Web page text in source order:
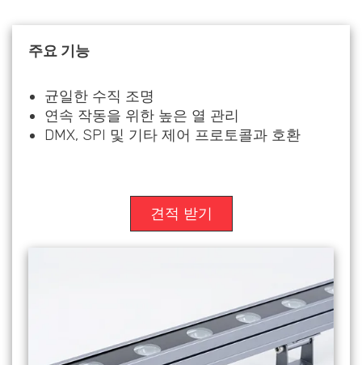
주요 기능
균일한 수직 조명
연속 작동을 위한 높은 열 관리
DMX, SPI 및 기타 제어 프로토콜과 호환
견적 받기